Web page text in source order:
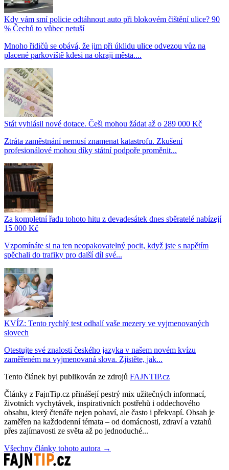
Kdy vám smí policie odtáhnout auto při blokovém čištění ulice? 90
% Čechů to vůbec netuší
Mnoho řidičů se obává, že jim při úklidu ulice odvezou vůz na
placené parkoviště kdesi na okraji města....
Stát vyhlásil nové dotace. Češi mohou žádat až o 289 000 Kč
Ztráta zaměstnání nemusí znamenat katastrofu. Zkušení
profesionálové mohou díky státní podpoře proměnit...
Za kompletní řadu tohoto hitu z devadesátek dnes sběratelé nabízejí
15 000 Kč
Vzpomínáte si na ten neopakovatelný pocit, když jste s napětím
spěchali do trafiky pro další díl své...
KVÍZ: Tento rychlý test odhalí vaše mezery ve vyjmenovaných
slovech
Otestujte své znalosti českého jazyka v našem novém kvízu
zaměřeném na vyjmenovaná slova. Zjistěte, jak...
Tento článek byl publikován ze zdrojů FAJNTIP.cz
Články z FajnTip.cz přinášejí pestrý mix užitečných informací,
životních vychytávek, inspirativních postřehů i oddechového
obsahu, který čtenáře nejen pobaví, ale často i překvapí. Obsah je
zaměřen na každodenní témata – od domácnosti, zdraví a vztahů
přes zajímavosti ze světa až po jednoduché...
Všechny články tohoto autora →